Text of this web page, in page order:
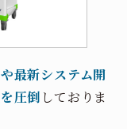
最新システム開
圧倒 しておりま